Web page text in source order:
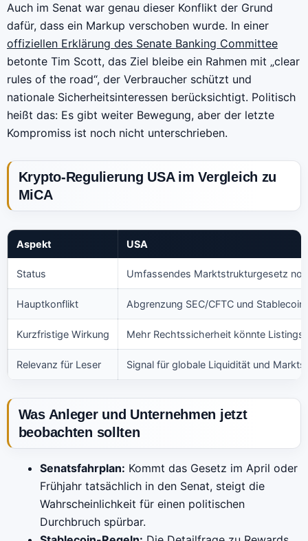
Auch im Senat war genau dieser Konflikt der Grund
dafür, dass ein Markup verschoben wurde. In einer
offiziellen Erklärung des Senate Banking Committee
betonte Tim Scott, das Ziel bleibe ein Rahmen mit „clear
rules of the road“, der Verbraucher schützt und
nationale Sicherheitsinteressen berücksichtigt. Politisch
heißt das: Es gibt weiter Bewegung, aber der letzte
Kompromiss ist noch nicht unterschrieben.
Krypto-Regulierung USA im Vergleich zu
MiCA
Aspekt USA
Status Umfassendes Marktstrukturgesetz
Hauptkonflikt Abgrenzung SEC/CFTC und
Kurzfristige Wirkung Mehr Rechtssicherheit könnte Listings
Relevanz für Leser Signal für globale Liquidität und
Was Anleger und Unternehmen jetzt
beobachten sollten
Senatsfahrplan: Kommt das Gesetz im April oder
Frühjahr tatsächlich in den Senat, steigt die
Wahrscheinlichkeit für einen politischen
Durchbruch spürbar.